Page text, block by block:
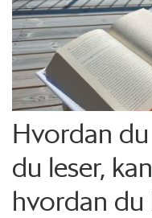
Hvordan
du leser,
hvordan